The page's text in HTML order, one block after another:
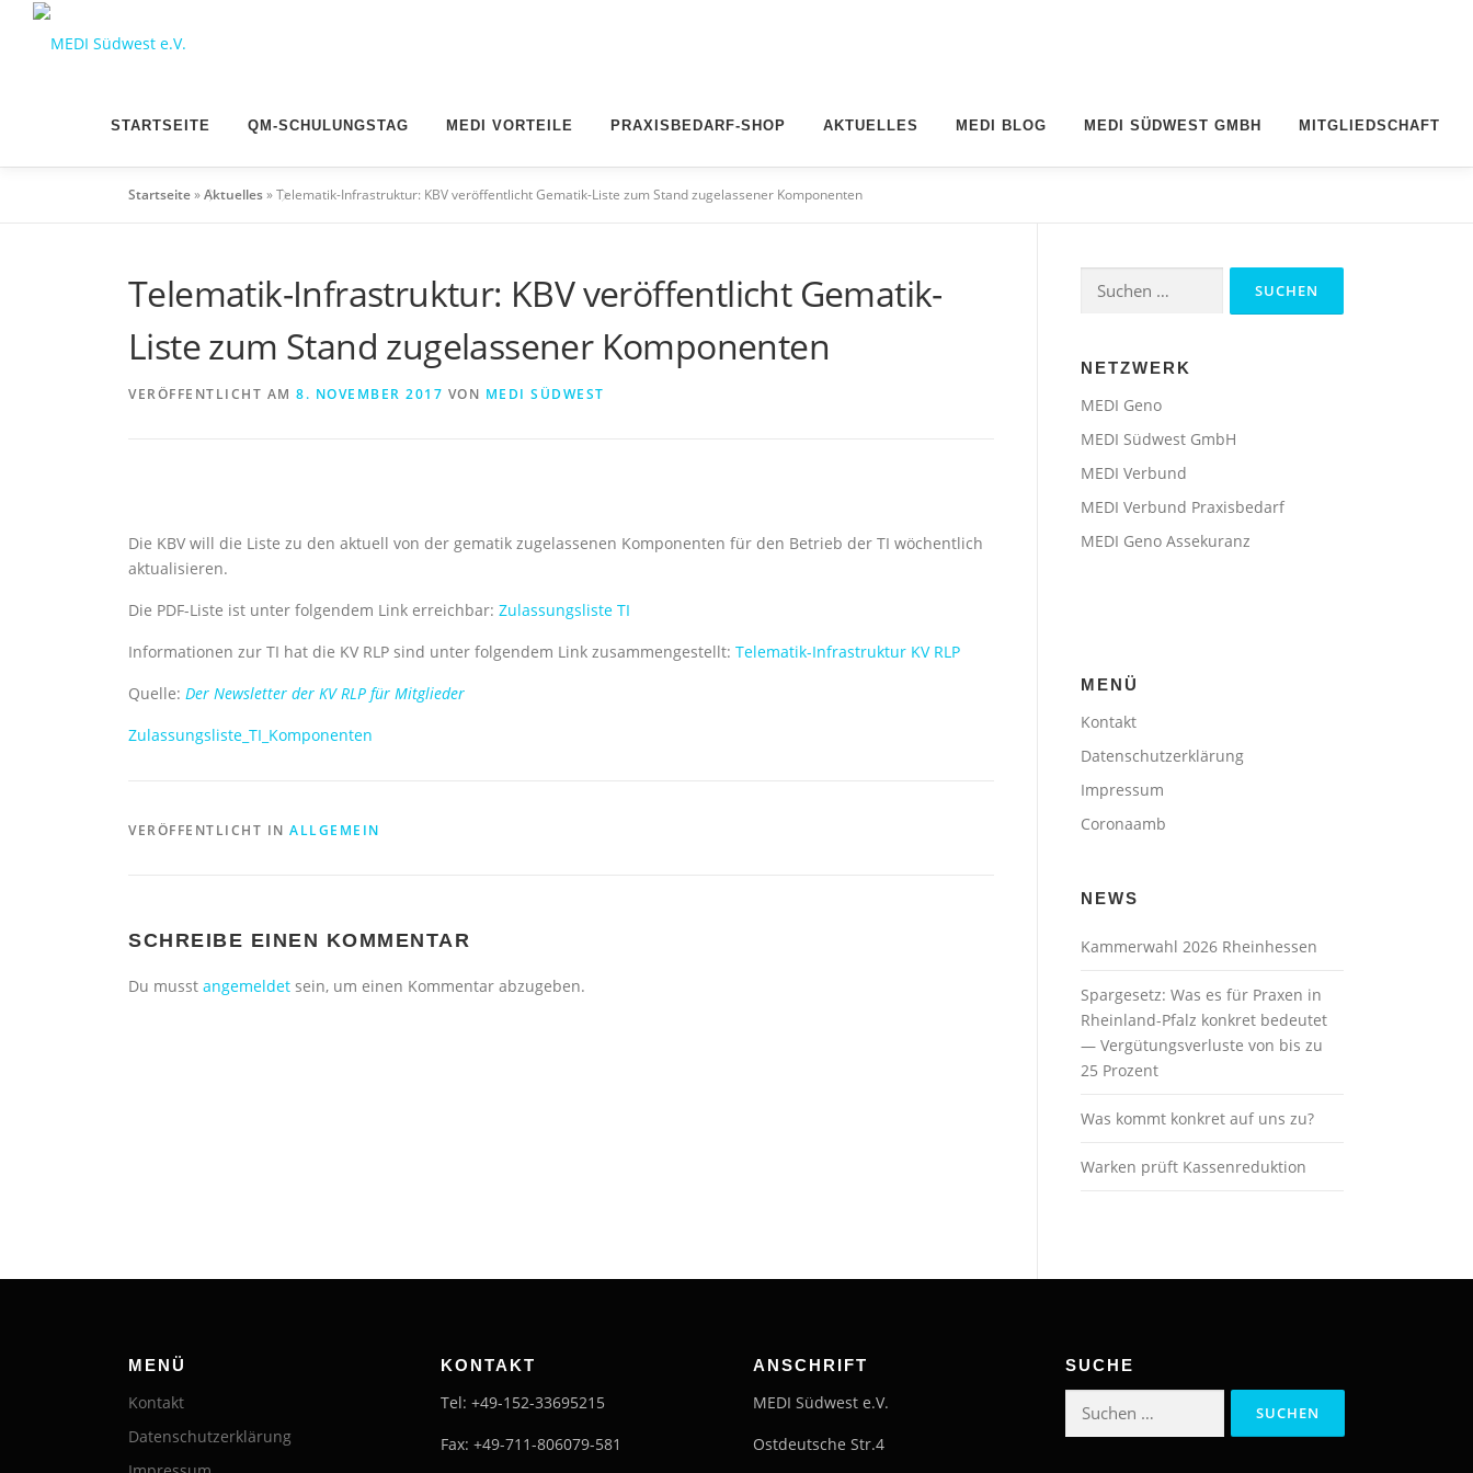
STARTSEITE QM-SCHULUNGSTAG MEDI VORTEILE PRAXISBEDARF-SHOP AKTUELLES MEDI BLOG MEDI SÜDWEST GMBH MITGLIEDSCHAFT
Startseite»Aktuelles»Telematik-Infrastruktur: KBV veröffentlicht Gematik-Liste zum Stand zugelassener Komponenten
Telematik-Infrastruktur: KBV veröffentlicht Gematik-
Liste zum Stand zugelassener Komponenten
VERÖFFENTLICHT AM 8. NOVEMBER 2017 VON MEDI SÜDWEST
Die KBV will die Liste zu den aktuell von der gematik zugelassenen Komponenten für den Betrieb der TI wöchentlich
aktualisieren.
Die PDF-Liste ist unter folgendem Link erreichbar: Zulassungsliste TI
Informationen zur TI hat die KV RLP sind unter folgendem Link zusammengestellt: Telematik-Infrastruktur KV RLP
Quelle: Der Newsletter der KV RLP für Mitglieder
Zulassungsliste_TI_Komponenten
VERÖFFENTLICHT IN ALLGEMEIN
SCHREIBE EINEN KOMMENTAR
Du musst angemeldet sein, um einen Kommentar abzugeben.
nach:
NETZWERK
MEDI Geno
MEDI Südwest GmbH
MEDI Verbund
MEDI Verbund Praxisbedarf
MEDI Geno Assekuranz
MENÜ
Kontakt
Datenschutzerklärung
Impressum
Coronaamb
NEWS
Kammerwahl 2026 Rheinhessen
Spargesetz: Was es für Praxen in
Rheinland-Pfalz konkret bedeutet
— Vergütungsverluste von bis zu
25 Prozent
Was kommt konkret auf uns zu?
Warken prüft Kassenreduktion
MENÜ
Kontakt
Datenschutzerklärung
KONTAKT
Tel: +49-152-33695215
Fax: +49-711-806079-581
ANSCHRIFT
MEDI Südwest e.V.
Ostdeutsche Str.4
SUCHE
nach: